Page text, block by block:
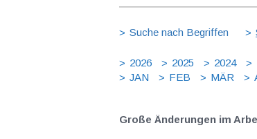
Suche nach Begriffen
2026 2025 2024
JAN
FEB MÄR
Große Änderungen im